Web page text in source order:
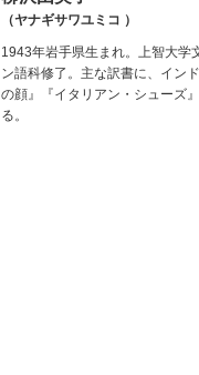
（ヤナギサワユミコ ）
1943年岩手県生まれ。上智大学
ン語科修了。主な訳書に、イン
の顔』『イタリアン・シューズ
る。